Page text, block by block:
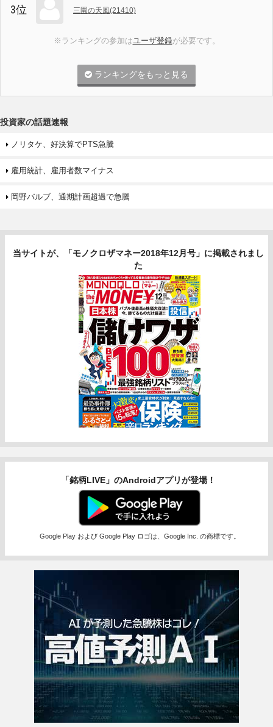
3位 三園の天風(21410)
※ランキングの参加はユーザ登録が必要です。
ランキングをもっと見る
投資家の話題速報
ノリタケ、好決算でPTS急騰
雇用統計、雇用者数マイナス
岡野バルブ、通期計画超過で急騰
当サイトが、「モノクロザマネー2018年12月号」に掲載されまし
た
「銘柄LIVE」のAndroidアプリが登場！
Google Play および Google Play ロゴは、Google Inc. の商標です。